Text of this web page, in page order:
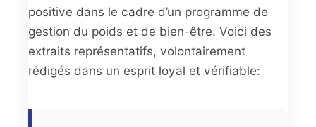
positive dans le cadre d’un programme de
gestion du poids et de bien-être. Voici des
extraits représentatifs, volontairement
rédigés dans un esprit loyal et vérifiable: